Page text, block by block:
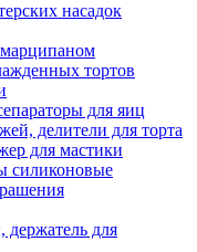
насадок
тортов
для яиц
делители для торта
для мастики
силиконовые
для